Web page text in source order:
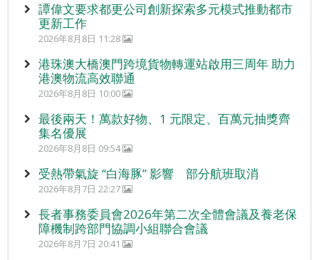
譚偉文要求都更公司創新探索多元模式推動都市
更新工作
2026年8月8日 11:28
港珠澳大橋澳門跨境貨物轉運站啟用三周年 助力
港澳物流高效聯通
2026年8月8日 10:00
最後兩天！萬款好物、1 元限定、百萬元抽獎齊
集名優展
2026年8月8日 09:54
受熱帶氣旋 “白海豚” 影響 部分航班取消
2026年8月7日 22:27
長者事務委員會2026年第二次全體會議及養老保
障機制跨部門協調小組聯合會議
2026年8月7日 20:41